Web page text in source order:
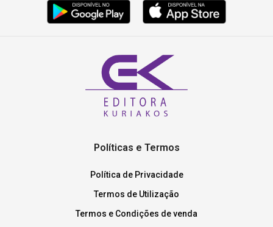
Políticas e Termos
Política de Privacidade
Termos de Utilização
Termos e Condições de venda